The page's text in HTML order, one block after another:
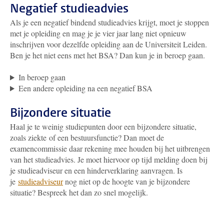
Negatief studieadvies
Als jeeen negatief bindend studieadvies krijgt, moet je stoppen
met je opleiding en mag je je vier jaar lang niet opnieuw
inschrijven voor dezelfde opleiding aan de Universiteit Leiden.
Ben je het niet eens met het BSA? Dan kun je in beroep gaan.
In beroep gaan
Een andere opleiding na een negatief BSA
Bijzondere situatie
Haal je te weinig studiepunten door een bijzondere situatie,
zoals ziekte of een bestuursfunctie? Dan moet de
examencommissie daar rekening mee houden bij het uitbrengen
van het studieadvies. Je moet hiervoor op tijd melding doen bij
je studieadviseur en een hinderverklaring aanvragen. Is
je studieadviseurnog niet op de hoogte van je bijzondere
situatie? Bespreek het dan zo snel mogelijk.